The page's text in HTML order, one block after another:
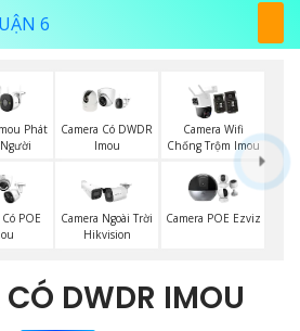
6
Phát
Camera Có DWDR
Imou
Camera Wifi
Chống Trộm Imou
POE
Camera Ngoài Trời
Hikvision
Camera POE Ezviz
DWDR IMOU